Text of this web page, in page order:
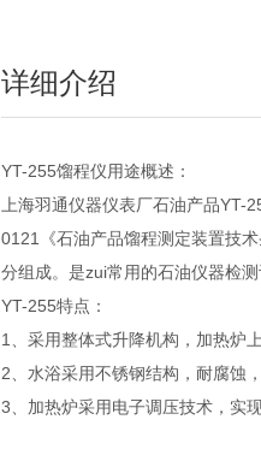
详细介绍
YT-255馏程仪用途概述：
上海羽通仪器仪表厂石油产品
0121《石油产品馏程测定装置技
分组成。是zui常用的石油仪器检
YT-255特点：
1、采用整体式升降机构，加热炉
2、水浴采用不锈钢结构，耐腐蚀
3、加热炉采用电子调压技术，实